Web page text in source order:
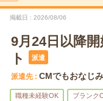
掲載日 2026/08/06
9月24日以降
ト
派遣
派遣先 CMでもおなじ
職種未経験OK ブランク